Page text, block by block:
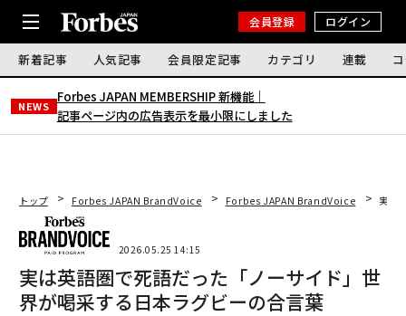
会員登録 ログイン
新着記事 人気記事 会員限定記事 カテゴリ 連載
NEWS
Forbes JAPAN MEMBERSHIP 新機能｜
記事ページ内の広告表示を最小限にしました
トップ Forbes JAPAN BrandVoice Forbes JAPAN BrandVoice 実は
2026.05.25 14:15
実は英語圏で死語だった「ノーサイド」世
界が喝采する日本ラグビーの合言葉